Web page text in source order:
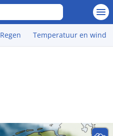
Regen Temperatuur en wind